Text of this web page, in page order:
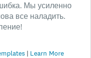
Мы усиленно
все наладить.
Learn More